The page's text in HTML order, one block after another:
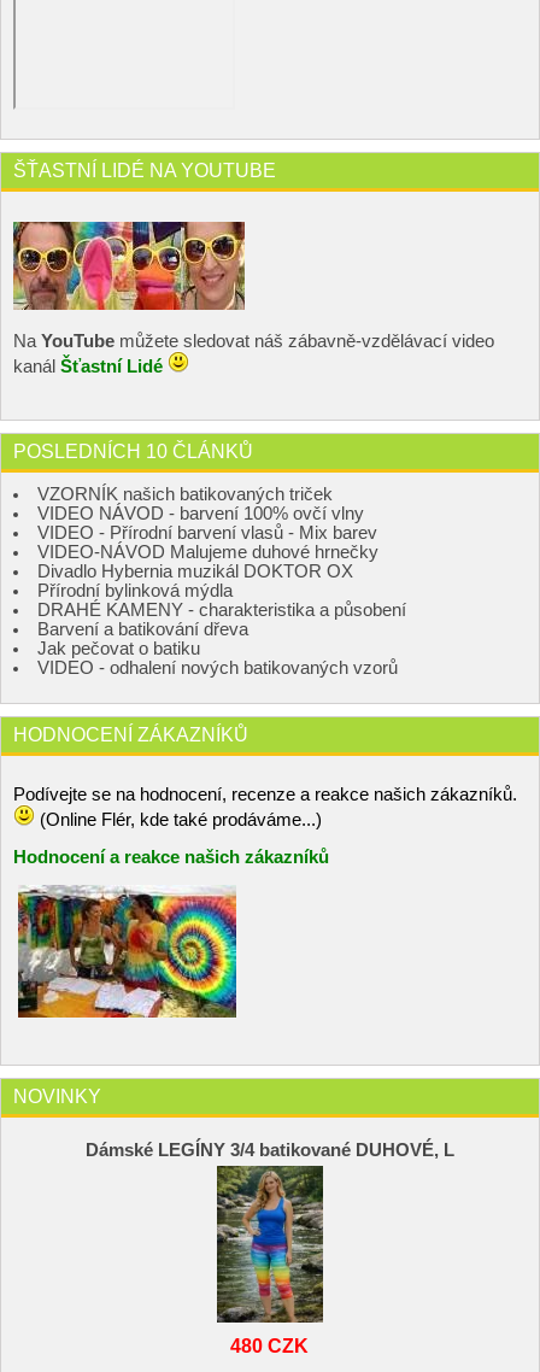
ŠŤASTNÍ LIDÉ NA YOUTUBE
Na YouTube můžete sledovat náš zábavně-vzdělávací video
kanál Šťastní Lidé
POSLEDNÍCH 10 ČLÁNKŮ
VZORNÍK našich batikovaných triček
VIDEO NÁVOD - barvení 100% ovčí vlny
VIDEO - Přírodní barvení vlasů - Mix barev
VIDEO-NÁVOD Malujeme duhové hrnečky
Divadlo Hybernia muzikál DOKTOR OX
Přírodní bylinková mýdla
DRAHÉ KAMENY - charakteristika a působení
Barvení a batikování dřeva
Jak pečovat o batiku
VIDEO - odhalení nových batikovaných vzorů
HODNOCENÍ ZÁKAZNÍKŮ
Podívejte se na hodnocení, recenze a reakce našich zákazníků.
(Online Flér, kde také prodáváme...)
Hodnocení a reakce našich zákazníků
NOVINKY
Dámské LEGÍNY 3/4 batikované DUHOVÉ, L
480 CZK